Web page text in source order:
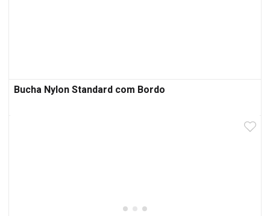
Bucha Nylon Standard com Bordo